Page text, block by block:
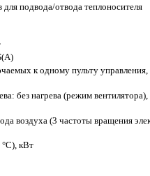
подвода/отвода теплоносителя
к одному пульту
без нагрева (режим
воздуха (3 частоты вращения
°С), кВт